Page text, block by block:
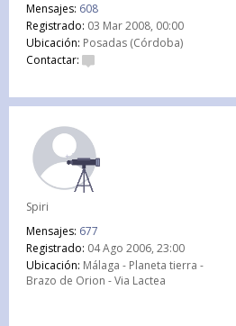
Mensajes: 608
Registrado: 03 Mar 2008, 00:00
Ubicación: Posadas (Córdoba)
Contactar:
Spiri
Mensajes: 677
Registrado: 04 Ago 2006, 23:00
Ubicación: Málaga - Planeta tierra -
Brazo de Orion - Via Lactea